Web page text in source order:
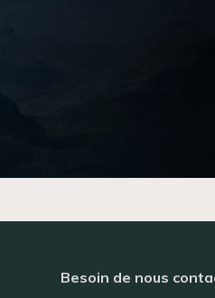
Besoin de nous